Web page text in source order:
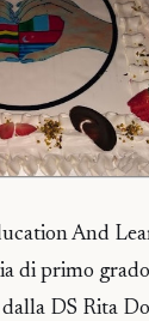
And
di primo
DS Rita